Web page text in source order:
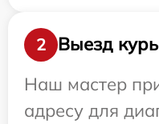
2
Выезд
Наш мастер
адресу для